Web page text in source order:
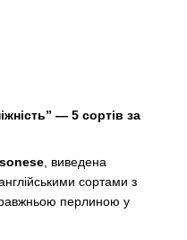
— 5 сортів за
, виведена
сортами з
перлиною у